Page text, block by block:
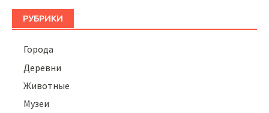
РУБРИКИ
Города
Деревни
Животные
Музеи